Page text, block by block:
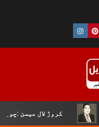
کروڑ لال عیسن :چوپال کلچرل